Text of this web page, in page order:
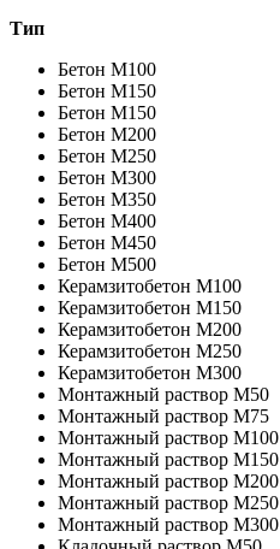
Тип
Бетон M100
Бетон M150
Бетон M150
Бетон M200
Бетон M250
Бетон M300
Бетон M350
Бетон M400
Бетон M450
Бетон M500
Керамзитобетон М100
Керамзитобетон М150
Керамзитобетон М200
Керамзитобетон М250
Керамзитобетон М300
Монтажный раствор М50
Монтажный раствор М75
Монтажный раствор М100
Монтажный раствор М150
Монтажный раствор М200
Монтажный раствор М250
Монтажный раствор М300